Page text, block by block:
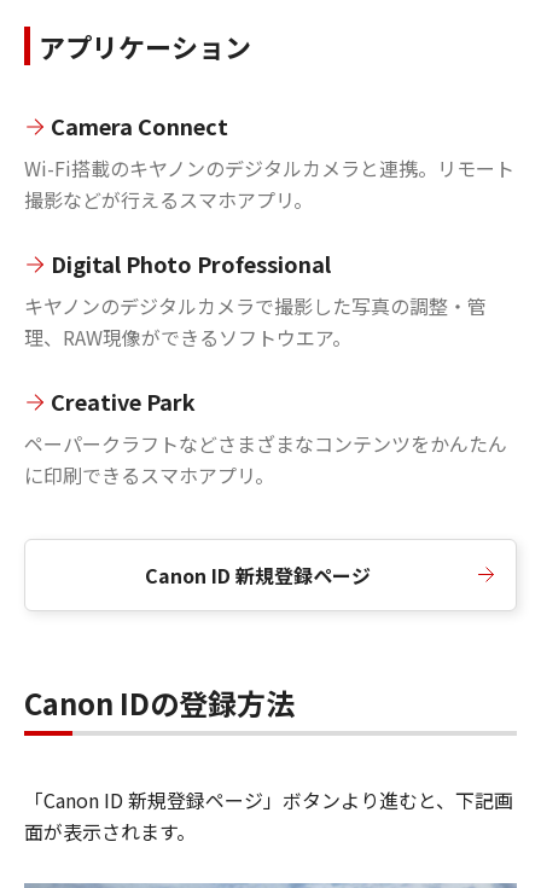
アプリケーション
Camera Connect
Wi-Fi搭載のキヤノンのデジタルカメラと連携。リモート
撮影などが行えるスマホアプリ。
Digital Photo Professional
キヤノンのデジタルカメラで撮影した写真の調整・管
理、RAW現像ができるソフトウエア。
Creative Park
ペーパークラフトなどさまざまなコンテンツをかんたん
に印刷できるスマホアプリ。
Canon ID 新規登録ページ
Canon IDの登録方法
「Canon ID 新規登録ページ」ボタンより進むと、下記画
面が表示されます。